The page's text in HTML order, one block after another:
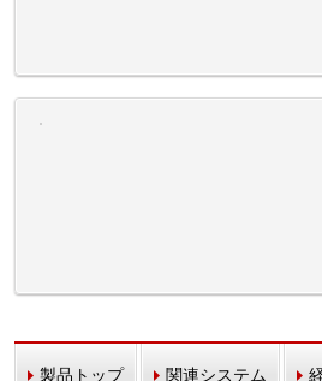
製品トップ 関連システム